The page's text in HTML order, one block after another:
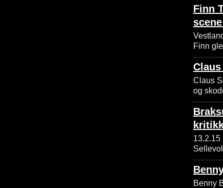
Finn
Finn
Claus
Claus
og
13.2.15
Benny